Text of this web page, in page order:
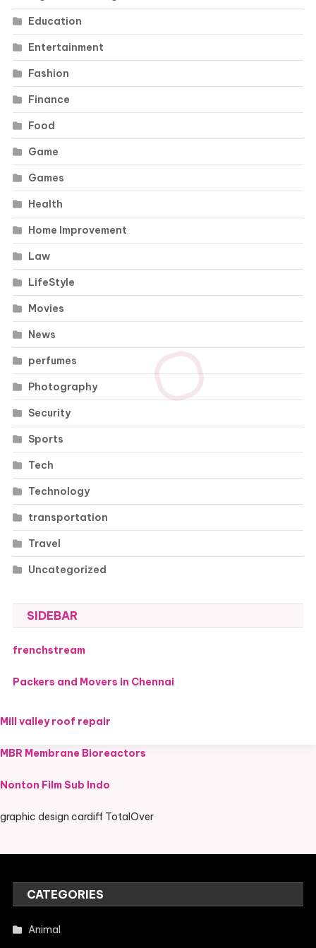
Education
Entertainment
Fashion
Finance
Food
Game
Games
Health
Home Improvement
Law
LifeStyle
Movies
News
perfumes
Photography
Security
Sports
Tech
Technology
transportation
Travel
Uncategorized
SIDEBAR
frenchstream
Packers and Movers in Chennai
Mill valley roof repair
MBR Membrane Bioreactors
Nonton Film Sub Indo
graphic design cardiff TotalOver
CATEGORIES
Animal